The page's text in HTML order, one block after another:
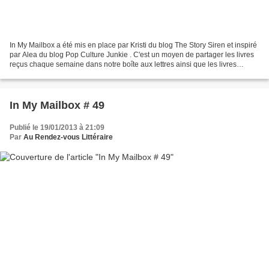
In My Mailbox a été mis en place par Kristi du blog The Story Siren et inspiré
par Alea du blog Pop Culture Junkie . C'est un moyen de partager les livres
reçus chaque semaine dans notre boîte aux lettres ainsi que les livres
In My Mailbox # 49
Publié le 19/01/2013 à 21:09
Par Au Rendez-vous Littéraire